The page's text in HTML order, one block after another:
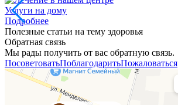
Услуги на дому
Подробнее
Полезные статьи на тему здоровья
Обратная связь
Мы рады получить от вас обратную связь.
ПосоветоватьПоблагодаритьПожаловаться